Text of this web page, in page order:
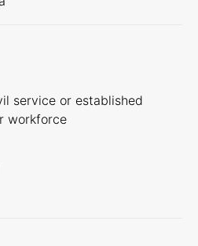
service or established
workforce